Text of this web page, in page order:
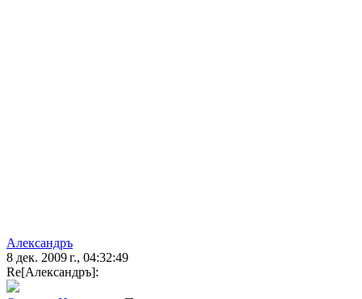
Александръ
8 дек. 2009 г., 04:32:49
Re[Александръ]: